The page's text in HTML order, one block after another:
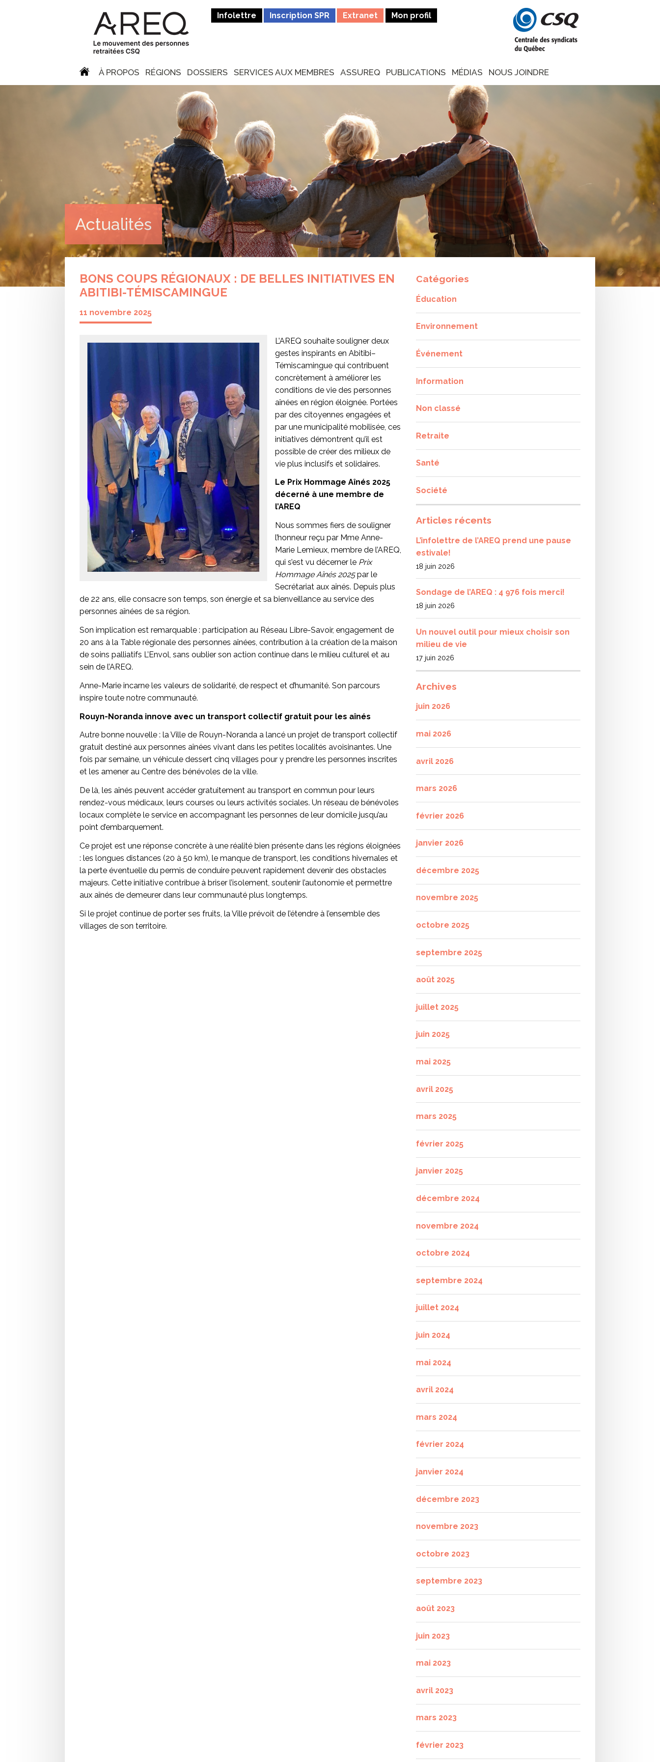
Infolettre Inscription SPR Extranet Mon profil
À PROPOS RÉGIONS DOSSIERS SERVICES AUX MEMBRES ASSUREQ PUBLICATIONS MÉDIAS NOUS JOINDRE
Actualités
BONS COUPS RÉGIONAUX : DE BELLES INITIATIVES EN
ABITIBI-TÉMISCAMINGUE
11 novembre 2025
L’AREQ souhaite souligner deux
gestes inspirants en Abitibi–
Témiscamingue qui contribuent
concrètement à améliorer les
conditions de vie des personnes
aînées en région éloignée. Portées
par des citoyennes engagées et
par une municipalité mobilisée, ces
initiatives démontrent qu’il est
possible de créer des milieux de
vie plus inclusifs et solidaires.
Le Prix Hommage Aînés 2025
décerné à une membre de
l’AREQ
Nous sommes fiers de souligner
l’honneur reçu par Mme Anne-
Marie Lemieux, membre de l’AREQ,
qui s’est vu décerner le Prix
Hommage Aînés 2025par le
Secrétariat aux aînés. Depuis plus
de 22 ans, elle consacre son temps, son énergie et sa bienveillance au service des
personnes aînées de sa région.
Son implication est remarquable : participation au Réseau Libre-Savoir, engagement de
20 ans à la Table régionale des personnes aînées, contribution à la création de la maison
de soins palliatifs L’Envol, sans oublier son action continue dans le milieu culturel et au
sein de l’AREQ.
Anne-Marie incarne les valeurs de solidarité, de respect et d’humanité. Son parcours
inspire toute notre communauté.
Rouyn-Noranda innove avec un transport collectif gratuit pour les aînés
Autre bonne nouvelle : la Ville de Rouyn-Noranda a lancé un projet de transport collectif
gratuit destiné aux personnes aînées vivant dans les petites localités avoisinantes. Une
fois par semaine, un véhicule dessert cinq villages pour y prendre les personnes inscrites
et les amener au Centre des bénévoles de la ville.
De là, les aînés peuvent accéder gratuitement au transport en commun pour leurs
rendez-vous médicaux, leurs courses ou leurs activités sociales. Un réseau de bénévoles
locaux complète le service en accompagnant les personnes de leur domicile jusqu’au
point d’embarquement.
Ce projet est une réponse concrète à une réalité bien présente dans les régions éloignées
: les longues distances (20 à 50 km), le manque de transport, les conditions hivernales et
la perte éventuelle du permis de conduire peuvent rapidement devenir des obstacles
majeurs. Cette initiative contribue à briser l’isolement, soutenir l’autonomie et permettre
aux aînés de demeurer dans leur communauté plus longtemps.
Si le projet continue de porter ses fruits, la Ville prévoit de l’étendre à l’ensemble des
villages de son territoire.
Catégories
Éducation
Environnement
Événement
Information
Non classé
Retraite
Santé
Société
Articles récents
L’infolettre de l’AREQ prend une pause
estivale!
18 juin 2026
Sondage de l’AREQ : 4 976 fois merci!
18 juin 2026
Un nouvel outil pour mieux choisir son
milieu de vie
17 juin 2026
Archives
juin 2026
mai 2026
avril 2026
mars 2026
février 2026
janvier 2026
décembre 2025
novembre 2025
octobre 2025
septembre 2025
août 2025
juillet 2025
juin 2025
mai 2025
avril 2025
mars 2025
février 2025
janvier 2025
décembre 2024
novembre 2024
octobre 2024
septembre 2024
juillet 2024
juin 2024
mai 2024
avril 2024
mars 2024
février 2024
janvier 2024
décembre 2023
novembre 2023
octobre 2023
septembre 2023
août 2023
juin 2023
mai 2023
avril 2023
mars 2023
février 2023